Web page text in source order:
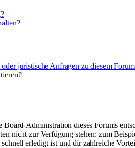
juristische Anfragen zu diesem
Administration dieses Forums
nicht zur Verfügung stehen: zum
erledigt ist und dir zahlreiche